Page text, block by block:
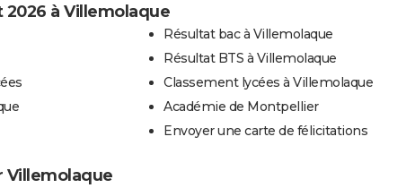
à Villemolaque
Résultat bac à Villemolaque
Résultat BTS à Villemolaque
Classement lycées à Villemolaque
Académie de Montpellier
Envoyer une carte de félicitations
Villemolaque